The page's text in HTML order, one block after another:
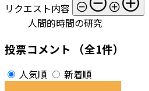
リクエスト内容
人間的時間の研究
投票コメント （全1件）
人気順 新着順